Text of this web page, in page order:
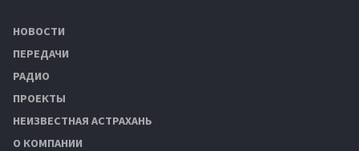
НОВОСТИ
ПЕРЕДАЧИ
РАДИО
ПРОЕКТЫ
НЕИЗВЕСТНАЯ АСТРАХАНЬ
О КОМПАНИИ